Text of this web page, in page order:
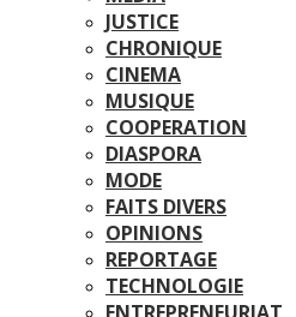
JUSTICE
CHRONIQUE
CINEMA
MUSIQUE
COOPERATION
DIASPORA
MODE
FAITS DIVERS
OPINIONS
REPORTAGE
TECHNOLOGIE